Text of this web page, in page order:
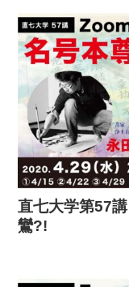
直七大学第57
鸞?!